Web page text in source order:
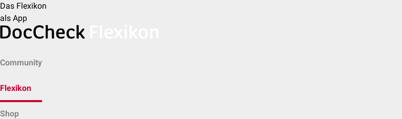
Das Flexikon
als App
Community
Flexikon
Shop